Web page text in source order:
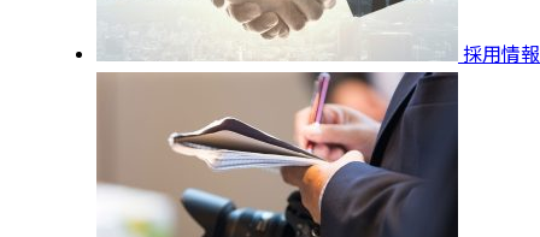
採用情報